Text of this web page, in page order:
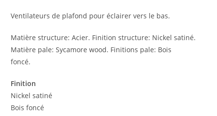
Ventilateurs de plafond pour éclairer vers le bas.
Matière structure: Acier. Finition structure: Nickel satiné.
Matière pale: Sycamore wood. Finitions pale: Bois
foncé.
Finition
Nickel satiné
Bois foncé